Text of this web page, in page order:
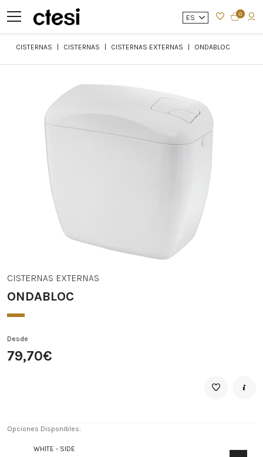
ES 0
CISTERNAS CISTERNAS CISTERNAS EXTERNAS ONDABLOC
CISTERNAS EXTERNAS
ONDABLOC
Desde
79,70€
Opciones Disponibles:
WHITE - SIDE